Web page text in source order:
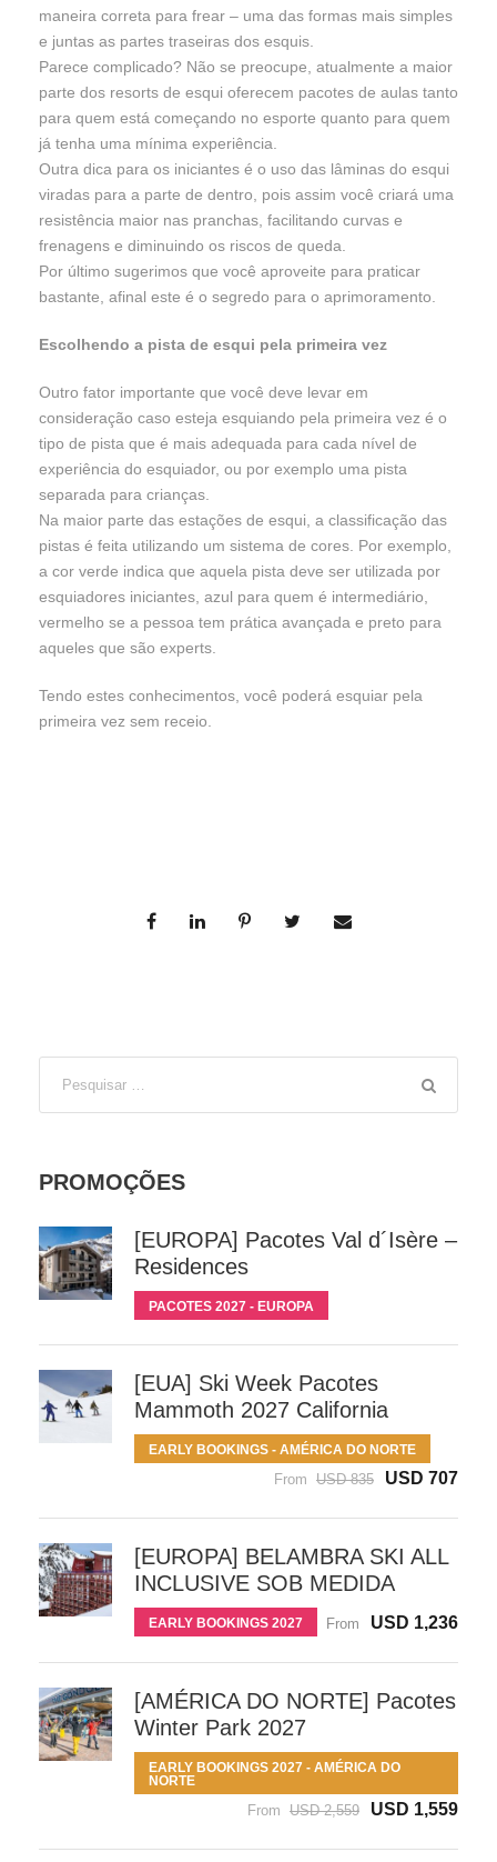
maneira correta para frear – uma das formas mais simples
e juntas as partes traseiras dos esquis.
Parece complicado? Não se preocupe, atualmente a maior
parte dos resorts de esqui oferecem pacotes de aulas tanto
para quem está começando no esporte quanto para quem
já tenha uma mínima experiência.
Outra dica para os iniciantes é o uso das lâminas do esqui
viradas para a parte de dentro, pois assim você criará uma
resistência maior nas pranchas, facilitando curvas e
frenagens e diminuindo os riscos de queda.
Por último sugerimos que você aproveite para praticar
bastante, afinal este é o segredo para o aprimoramento.
Escolhendo a pista de esqui pela primeira vez
Outro fator importante que você deve levar em
consideração caso esteja esquiando pela primeira vez é o
tipo de pista que é mais adequada para cada nível de
experiência do esquiador, ou por exemplo uma pista
separada para crianças.
Na maior parte das estações de esqui, a classificação das
pistas é feita utilizando um sistema de cores. Por exemplo,
a cor verde indica que aquela pista deve ser utilizada por
esquiadores iniciantes, azul para quem é intermediário,
vermelho se a pessoa tem prática avançada e preto para
aqueles que são experts.
Tendo estes conhecimentos, você poderá esquiar pela
primeira vez sem receio.
PROMOÇÕES
[EUROPA] Pacotes Val d´Isère –
Residences
PACOTES 2027 - EUROPA
[EUA] Ski Week Pacotes
Mammoth 2027 California
EARLY BOOKINGS - AMÉRICA DO NORTE
From USD 835 USD 707
[EUROPA] BELAMBRA SKI ALL
INCLUSIVE SOB MEDIDA
EARLY BOOKINGS 2027 From USD 1,236
[AMÉRICA DO NORTE] Pacotes
Winter Park 2027
EARLY BOOKINGS 2027 - AMÉRICA DO
NORTE
From USD 2,559 USD 1,559